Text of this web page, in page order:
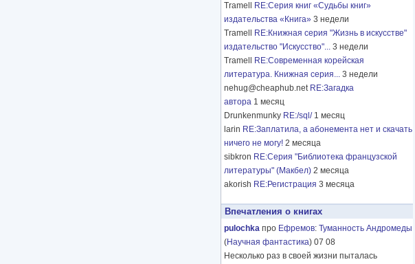
Tramell
RE:Серия книг «Судьбы книг»
издательства «Книга» 3 недели
Tramell
RE:Книжная серия "Жизнь в искусстве"
издательство "Искусство"... 3 недели
Tramell
RE:Современная корейская
литература. Книжная серия... 3 недели
nehug@cheaphub.net RE:Загадка
автора 1 месяц
Drunkenmunky RE:/sql/ 1 месяц
larin RE:Заплатила, а абонемента нет и скачать
ничего не могу! 2 месяца
sibkron RE:Серия "Библиотека французской
литературы" (Макбел) 2 месяца
akorish RE:Регистрация 3 месяца
Впечатления о книгах
pulochka про Ефремов: Туманность Андромеды
(Научная фантастика) 07 08
Несколько раз в своей жизни пыталась